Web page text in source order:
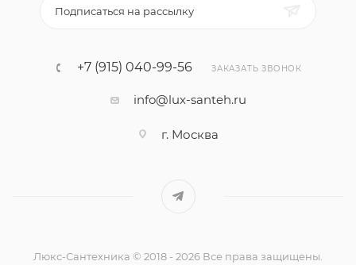
Подписаться на рассылку
+7 (915) 040-99-56 ЗАКАЗАТЬ ЗВОНОК
info@lux-santeh.ru
г. Москва
Люкс-Сантехника © 2018 - 2026 Все права защищены.